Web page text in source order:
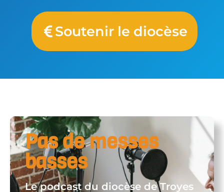
Soutenir le diocèse
Pas de messes
basses
Le podcast du diocèse de Troyes